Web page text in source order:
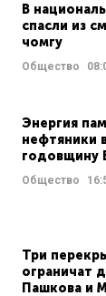
В
спасли из
чомгу
Общество
Энергия
нефтяники
годовщину
Общество
Три
ограничат
Пашкова и